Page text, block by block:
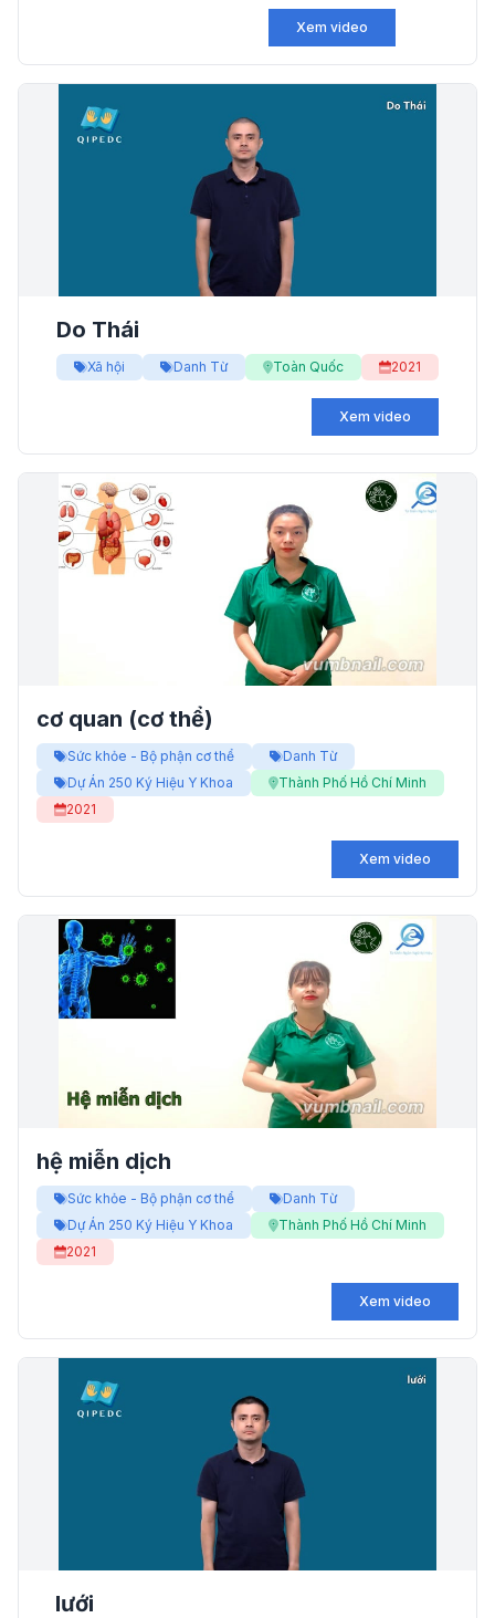
Xem video
Do Thái
Xã hội Danh Từ Toàn Quốc 2021
Xem video
cơ quan (cơ thể)
Sức khỏe - Bộ phận cơ thể
Danh Từ
Dự Án 250 Ký Hiệu Y Khoa
Thành Phố Hồ Chí Minh
2021
Xem video
hệ miễn dịch
Sức khỏe - Bộ phận cơ thể
Danh Từ
Dự Án 250 Ký Hiệu Y Khoa
Thành Phố Hồ Chí Minh
2021
Xem video
lưới